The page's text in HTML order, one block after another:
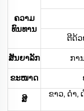
ຄວາມ
ທົນທານ
ຕີດ້ວ
ສັນຍາລັກ ກາ
ຂະໜາດ
ສີ
ຂາວ, ດຳ,